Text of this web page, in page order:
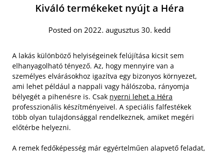
Kiváló termékeket nyújt a Héra
Posted on 2022. augusztus 30. kedd
A lakás különböző helyiségeinek felújítása kicsit sem
elhanyagolható tényező. Az, hogy mennyire van a
személyes elvárásokhoz igazítva egy bizonyos környezet,
ami lehet például a nappali vagy hálószoba, rányomja
bélyegét a pihenésre is. Csak nyerni lehet a Héra
professzionális készítményeivel. A speciális falfestékek
több olyan tulajdonsággal rendelkeznek, amiket megéri
előtérbe helyezni.
A remek fedőképesség már egyértelműen alapvető feladat,